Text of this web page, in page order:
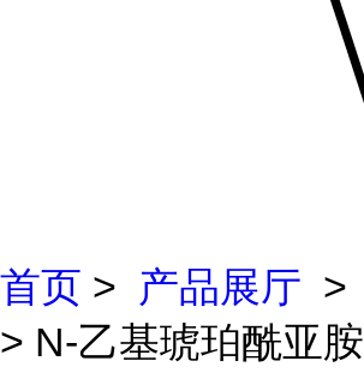
首页 > 产品展厅 >
> N-乙基琥珀酰亚胺